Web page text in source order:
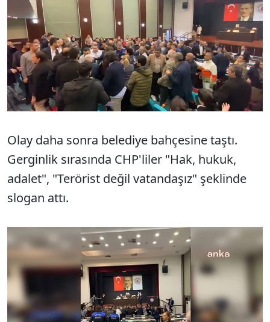
Olay daha sonra belediye bahçesine taştı.
Gerginlik sırasında CHP'liler "Hak, hukuk,
adalet", "Terörist değil vatandaşız" şeklinde
slogan attı.